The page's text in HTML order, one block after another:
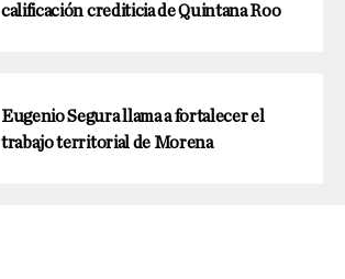
calificación crediticia de Quintana Roo
Eugenio Segura llama a fortalecer el
trabajo territorial de Morena